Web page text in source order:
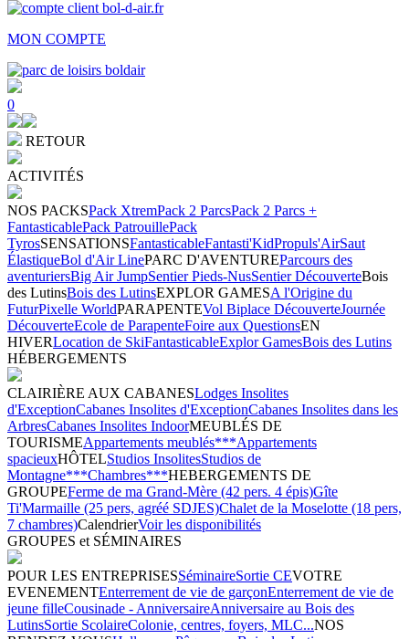
MON COMPTE
0
RETOUR
ACTIVITÉS
NOS PACKSPack XtremPack 2 ParcsPack 2 Parcs +
FantasticablePack PatrouillePack
TyrosSENSATIONSFantasticableFantasti'KidPropuls'AirSaut
ÉlastiqueBol d'Air LinePARC D'AVENTUREParcours des
aventuriersBig Air JumpSentier Pieds-NusSentier DécouverteBois
des LutinsBois des LutinsEXPLOR GAMESA l'Origine du
FuturPixelle WorldPARAPENTEVol Biplace DécouverteJournée
DécouverteEcole de ParapenteFoire aux QuestionsEN
HIVERLocation de SkiFantasticableExplor GamesBois des Lutins
HÉBERGEMENTS
CLAIRIÈRE AUX CABANESLodges Insolites
d'ExceptionCabanes Insolites d'ExceptionCabanes Insolites dans les
ArbresCabanes Insolites IndoorMEUBLÉS DE
TOURISMEAppartements meublés***Appartements
spacieuxHÔTELStudios InsolitesStudios de
Montagne***Chambres***HEBERGEMENTS DE
GROUPEFerme de ma Grand-Mère (42 pers. 4 épis)Gîte
Ti'Marmaille (25 pers, agréé SDJES)Chalet de la Moselotte (18 pers,
7 chambres)CalendrierVoir les disponibilités
GROUPES et SÉMINAIRES
POUR LES ENTREPRISESSéminaireSortie CEVOTRE
EVENEMENTEnterrement de vie de garçonEnterrement de vie de
jeune filleCousinade - AnniversaireAnniversaire au Bois des
LutinsSortie ScolaireColonie, centres, foyers, MLC...NOS